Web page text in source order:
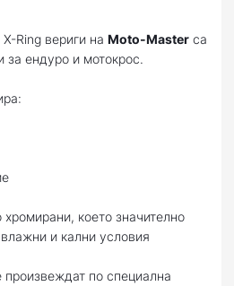
X-Ring вериги на Moto-Master са
за ендуро и мотокрос.
което значително
и кални условия
произвеждат по специална